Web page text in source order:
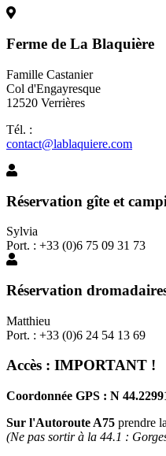
Ferme de La Blaquière
Famille Castanier
Col d'Engayresque
12520 Verrières
Tél. :
contact@lablaquiere.com
Réservation gîte et
Sylvia
Port. : +33 (0)6 75 09 31 73
Réservation
Matthieu
Port. : +33 (0)6 24 54 13 69
Accès : IMPORTANT !
Coordonnée GPS : N
Sur l'Autoroute A75 prendre la
(Ne pas sortir à la 44.1 :